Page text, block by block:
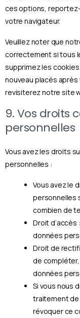
ces options,
votre navigateur.
Veuillez noter que
correctement si tous
supprimez les
nouveau placés
revisiterez notre site
9. Vos droits
personnelles
Vous avez les droits
personnelles :
Vous avez le
personnelles
combien de
Droit d’accès
données
Droit de
de
données
Si vous nous
traitement de
révoquer ce